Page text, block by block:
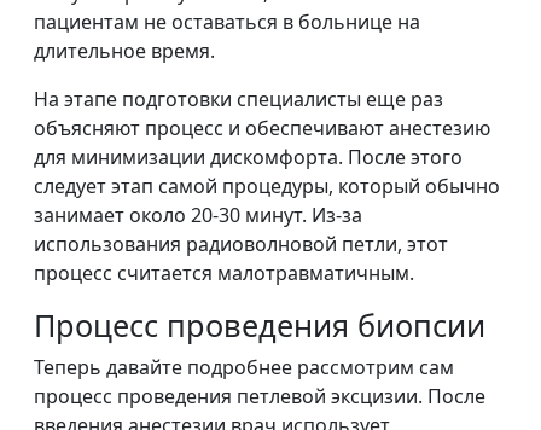
пациентам не оставаться в больнице на
длительное время.
На этапе подготовки специалисты еще раз
объясняют процесс и обеспечивают анестезию
для минимизации дискомфорта. После этого
следует этап самой процедуры, который обычно
занимает около 20-30 минут. Из-за
использования радиоволновой петли, этот
процесс считается малотравматичным.
Процесс проведения биопсии
Теперь давайте подробнее рассмотрим сам
процесс проведения петлевой эксцизии. После